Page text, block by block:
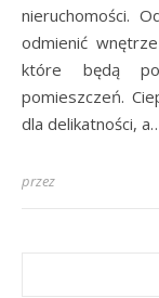
nieruchomości.
odmienić
które będą
pomieszczeń.
dla delikatności,
przez